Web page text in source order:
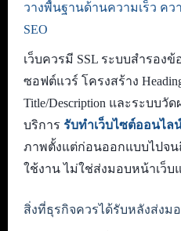
วางพื้นฐานด้านความเร็ว คว
SEO
เว็บควรมี SSL ระบบสำรอง
ซอฟต์แวร์ โครงสร้าง
Title/Description และระบบวั
บริการ รับทำเว็บไซต์ออนไล
ภาพตั้งแต่ก่อนออกแบบไปจน
ใช้งาน ไม่ใช่ส่งมอบหน้าเว็บ
สิ่งที่ธุรกิจควรได้รับหลังส่งม